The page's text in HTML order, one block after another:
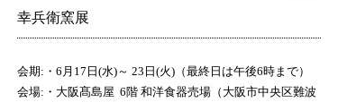
幸兵衛窯展
会期:・6月17日(水)～ 23日(火)（最終日は午後6時まで）
会場:・大阪髙島屋 6階 和洋食器売場（大阪市中央区難波